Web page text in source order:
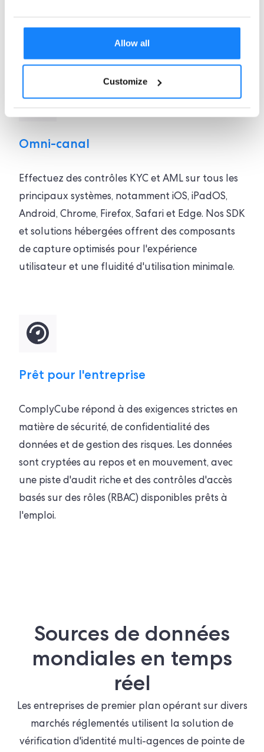
Allow all
Customize
Omni-canal
Effectuez des contrôles KYC et AML sur tous les
principaux systèmes, notamment iOS, iPadOS,
Android, Chrome, Firefox, Safari et Edge. Nos SDK
et solutions hébergées offrent des composants
de capture optimisés pour l'expérience
utilisateur et une fluidité d'utilisation minimale.
Prêt pour l'entreprise
ComplyCube répond à des exigences strictes en
matière de sécurité, de confidentialité des
données et de gestion des risques. Les données
sont cryptées au repos et en mouvement, avec
une piste d'audit riche et des contrôles d'accès
basés sur des rôles (RBAC) disponibles prêts à
l'emploi.
Sources de données
mondiales en temps
réel
Les entreprises de premier plan opérant sur divers
marchés réglementés utilisent la solution de
vérification d'identité multi-agences de pointe de